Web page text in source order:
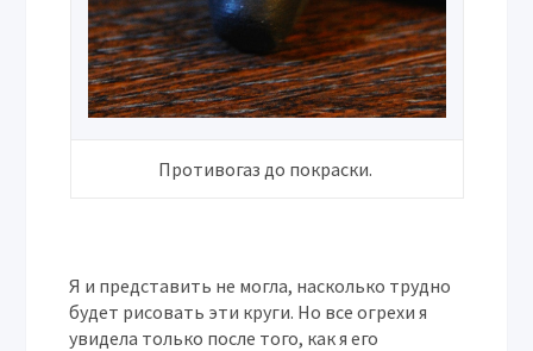
Противогаз до покраски.
Я и представить не могла, насколько трудно
будет рисовать эти круги. Но все огрехи я
увидела только после того, как я его